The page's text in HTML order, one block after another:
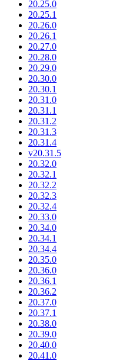
20.25.0
20.25.1
20.26.0
20.26.1
20.27.0
20.28.0
20.29.0
20.30.0
20.30.1
20.31.0
20.31.1
20.31.2
20.31.3
20.31.4
v20.31.5
20.32.0
20.32.1
20.32.2
20.32.3
20.32.4
20.33.0
20.34.0
20.34.1
20.34.4
20.35.0
20.36.0
20.36.1
20.36.2
20.37.0
20.37.1
20.38.0
20.39.0
20.40.0
20.41.0